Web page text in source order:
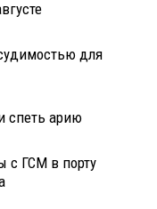
для
спеть арию
с ГСМ в порту